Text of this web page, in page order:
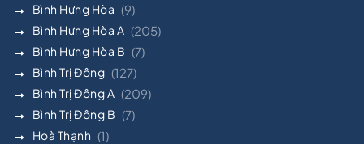
Bình Hưng Hòa (9)
Bình Hưng Hòa A (205)
Bình Hưng Hòa B (7)
Bình Trị Đông (127)
Bình Trị Đông A (209)
Bình Trị Đông B (7)
Hoà Thạnh (1)